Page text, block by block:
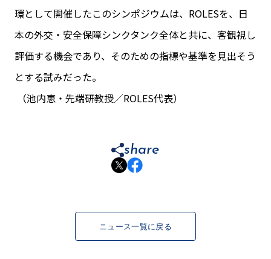
環として開催したこのシンポジウムは、ROLESを、日
本の外交・安全保障シンクタンク全体と共に、客観視し
評価する機会であり、そのための指標や基準を見出そう
とする試みだった。
（池内恵・先端研教授／ROLES代表）
share
ニュース一覧に戻る